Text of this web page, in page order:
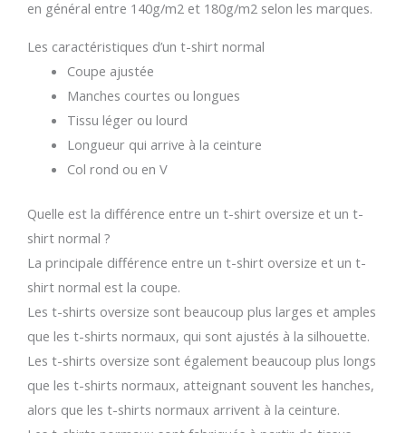
en général entre 140g/m2 et 180g/m2 selon les marques.
Les caractéristiques d’un t-shirt normal
Coupe ajustée
Manches courtes ou longues
Tissu léger ou lourd
Longueur qui arrive à la ceinture
Col rond ou en V
Quelle est la différence entre un t-shirt oversize et un t-
shirt normal ?
La principale différence entre un t-shirt oversize et un t-
shirt normal est la coupe.
Les t-shirts oversize sont beaucoup plus larges et amples
que les t-shirts normaux, qui sont ajustés à la silhouette.
Les t-shirts oversize sont également beaucoup plus longs
que les t-shirts normaux, atteignant souvent les hanches,
alors que les t-shirts normaux arrivent à la ceinture.